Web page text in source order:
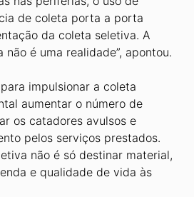
de coleta porta a porta
da coleta seletiva. A
não é uma realidade”, apontou.
impulsionar a coleta
aumentar o núme­ro de
os catadores avulsos e
pelos serviços prestados.
não é só destinar material,
e qualidade de vida às